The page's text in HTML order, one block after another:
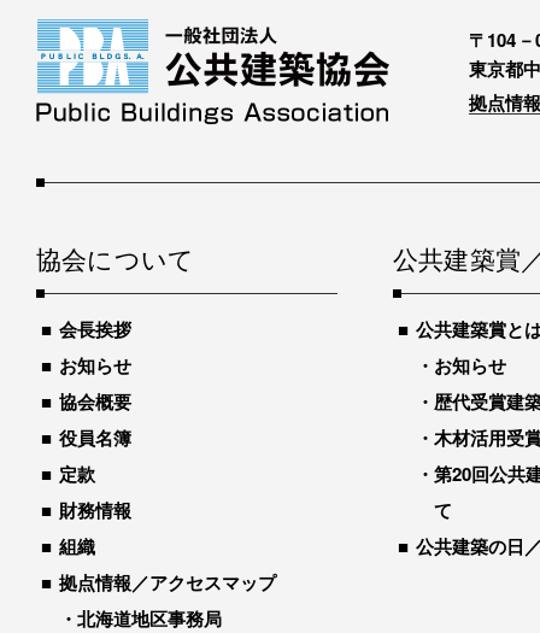
〒104－
東京都
拠点情
協会について
会長挨拶
お知らせ
協会概要
役員名簿
定款
財務情報
組織
拠点情報／アクセスマップ
北海道地区事務局
公共建築賞
公共建築賞と
お知らせ
歴代受賞建
木材活用受
第20回公共
て
公共建築の日